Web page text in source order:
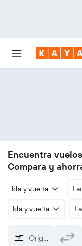
Encuentra
Compara y
Ida y vuelta 1
Ida y vuelta 1
Origen